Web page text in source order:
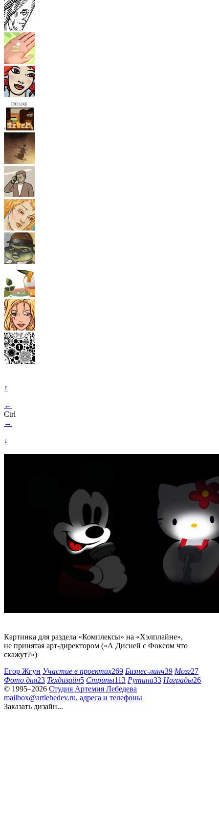
↑
←
Ctrl
→
↓
Картинка для раздела «Комплексы» на «Хэлплайне»,
не принятая арт-директором («А Дисней с Фоксом что
скажут?»)
Егор Жгун Участие в проектах269 Бизнес-линч39 Мозг27
Фото дня23 Техдизайн5 Стрипы113 Рутина33 Награды26
© 1995–2026 Студия Артемия Лебедева
mailbox@artlebedev.ru, адреса и телефоны
Заказать дизайн...